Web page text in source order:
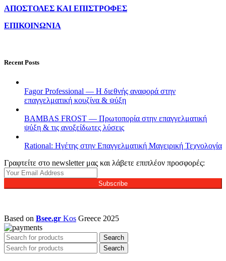
ΑΠΟΣΤΟΛΕΣ ΚΑΙ ΕΠΙΣΤΡΟΦΕΣ
ΕΠΙΚΟΙΝΩΝΙΑ
Recent Posts
Fagor Professional — Η διεθνής αναφορά στην
επαγγελματική κουζίνα & ψύξη
BAMBAS FROST — Πρωτοπορία στην επαγγελματική
ψύξη & τις ανοξείδωτες λύσεις
Rational: Ηγέτης στην Επαγγελματική Μαγειρική Τεχνολογία
Γραφτείτε στο newsletter μας και λάβετε επιπλέον προσφορές:
Subscribe
Based on Bsee.gr Kos Greece 2025
Search
Search